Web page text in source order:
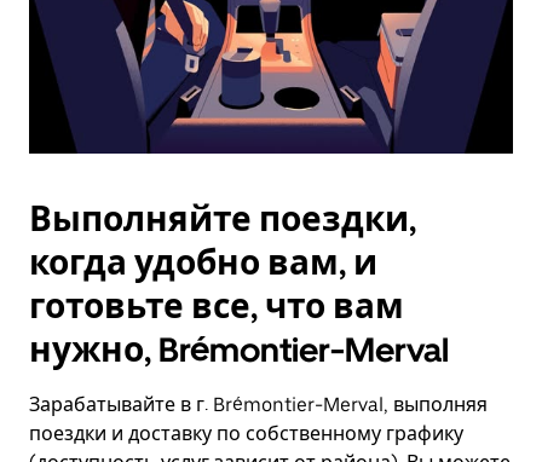
Выполняйте поездки,
когда удобно вам, и
готовьте все, что вам
нужно, Brémontier-Merval
Зарабатывайте в г. Brémontier-Merval, выполняя
поездки и доставку по собственному графику